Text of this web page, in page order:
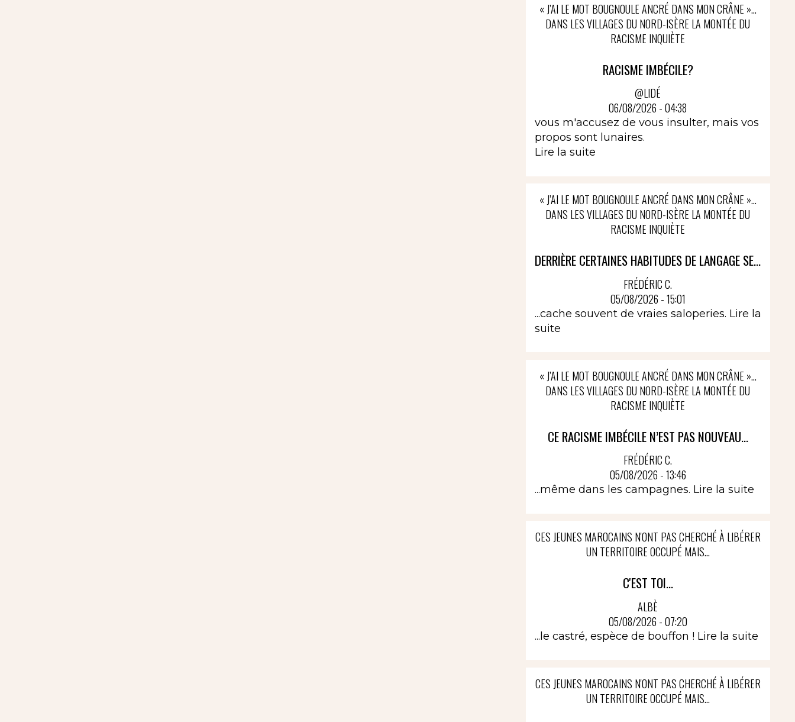
« J’AI LE MOT BOUGNOULE ANCRÉ DANS MON CRÂNE »…
DANS LES VILLAGES DU NORD-ISÈRE LA MONTÉE DU
RACISME INQUIÈTE
RACISME IMBÉCILE?
@LIDÉ
06/08/2026 - 04:38
vous m'accusez de vous insulter, mais vos
propos sont lunaires.
Lire la suite
« J’AI LE MOT BOUGNOULE ANCRÉ DANS MON CRÂNE »…
DANS LES VILLAGES DU NORD-ISÈRE LA MONTÉE DU
RACISME INQUIÈTE
DERRIÈRE CERTAINES HABITUDES DE LANGAGE SE...
FRÉDÉRIC C.
05/08/2026 - 15:01
...cache souvent de vraies saloperies. Lire la
suite
« J’AI LE MOT BOUGNOULE ANCRÉ DANS MON CRÂNE »…
DANS LES VILLAGES DU NORD-ISÈRE LA MONTÉE DU
RACISME INQUIÈTE
CE RACISME IMBÉCILE N’EST PAS NOUVEAU...
FRÉDÉRIC C.
05/08/2026 - 13:46
...même dans les campagnes. Lire la suite
CES JEUNES MAROCAINS N'ONT PAS CHERCHÉ À LIBÉRER
UN TERRITOIRE OCCUPÉ MAIS...
C'EST TOI...
ALBÈ
05/08/2026 - 07:20
...le castré, espèce de bouffon ! Lire la suite
CES JEUNES MAROCAINS N'ONT PAS CHERCHÉ À LIBÉRER
UN TERRITOIRE OCCUPÉ MAIS...